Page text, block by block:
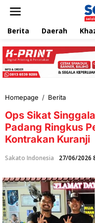
e
k
Berita Daerah
Homepage / Berita
s
S
i
k
t
i
n
g
g
a
Ops Sikat
Padang Ringkus
Kontrakan Kuranji
Sakato Indonesia 27/06/2026